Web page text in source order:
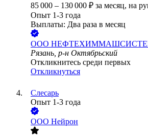
85 000 – 130 000 ₽ за месяц, на
Опыт 1-3 года
Выплаты: Два раза в месяц
ООО
Рязань, р-н Октябрьский
Откликнитесь среди первых
Откликнуться
Слесарь
Опыт 1-3 года
ООО Нейрон